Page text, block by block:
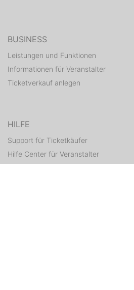
BUSINESS
Leistungen und Funktionen
Informationen für Veranstalter
Ticketverkauf anlegen
HILFE
Support für Ticketkäufer
Hilfe Center für Veranstalter